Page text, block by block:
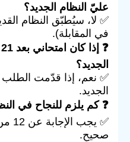
عليّ النظام الجديد؟
في المقابلة).
الجديد؟
✅ نعم، إذا قدّمت الطلب
الجديد.
❓ كم يلزم للنجاح في
صحيح.